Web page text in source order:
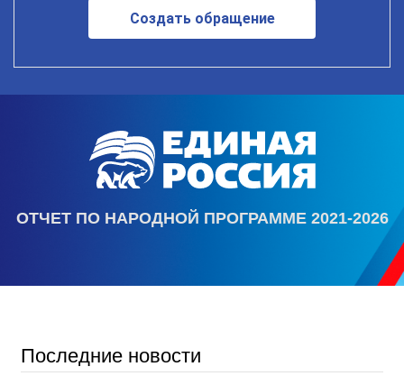
Создать обращение
ОТЧЕТ ПО НАРОДНОЙ ПРОГРАММЕ 2021-2026
Последние новости